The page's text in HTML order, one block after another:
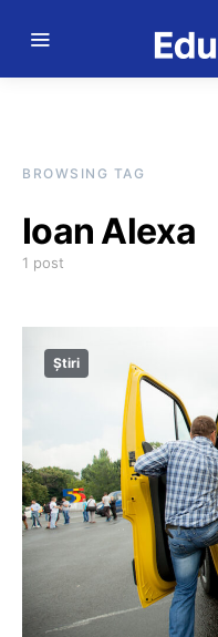
BROWSING TAG
Ioan Alexa
1 post
Știri